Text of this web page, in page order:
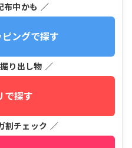
布中かも ／
ングで探す
り出し物 ／
で探す
割チェック ／